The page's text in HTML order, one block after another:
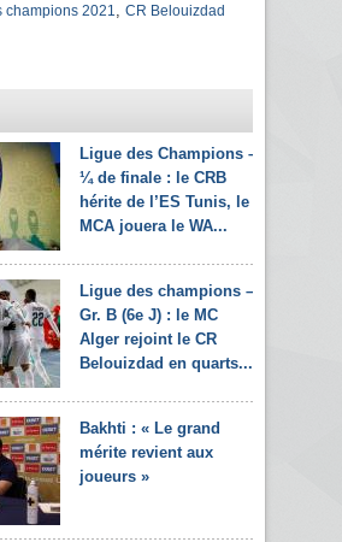
champions 2021 CR Belouizdad
Ligue des Champions –
¼ de finale : le CRB
hérite de l’ES Tunis, le
MCA jouera le WA...
Ligue des champions –
Gr. B (6e J) : le MC
Alger rejoint le CR
Belouizdad en quarts...
Bakhti : « Le grand
mérite revient aux
joueurs »